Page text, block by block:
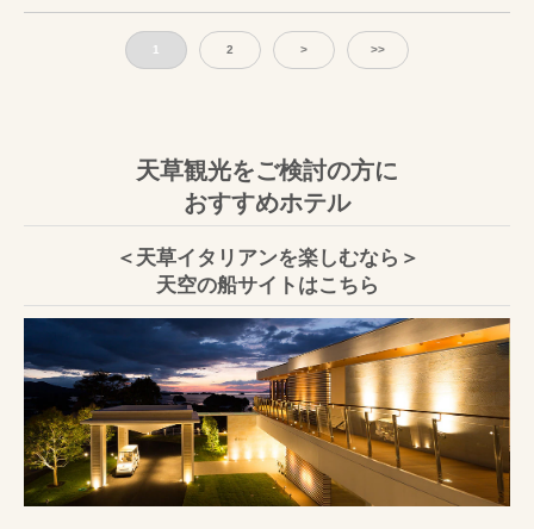
1 2 > >>
天草観光をご検討の方に
おすすめホテル
＜天草イタリアンを楽しむなら＞
天空の船サイトはこちら